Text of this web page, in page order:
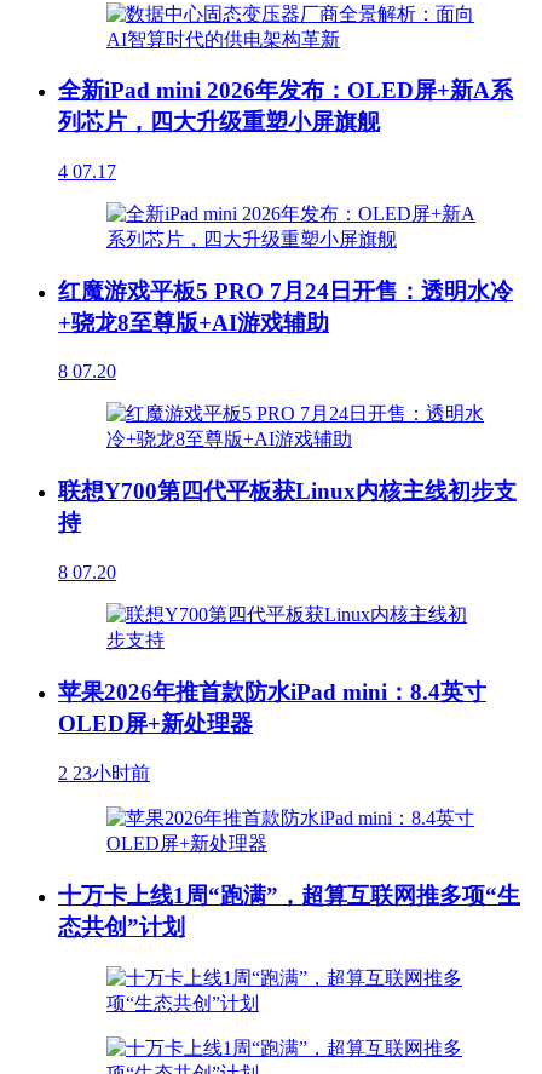
全新iPad mini 2026年发布：OLED屏+新A系
列芯片，四大升级重塑小屏旗舰
4 07.17
红魔游戏平板5 PRO 7月24日开售：透明水冷
+骁龙8至尊版+AI游戏辅助
8 07.20
联想Y700第四代平板获Linux内核主线初步支
持
8 07.20
苹果2026年推首款防水iPad mini：8.4英寸
OLED屏+新处理器
2 23小时前
十万卡上线1周“跑满”，超算互联网推多项“生
态共创”计划